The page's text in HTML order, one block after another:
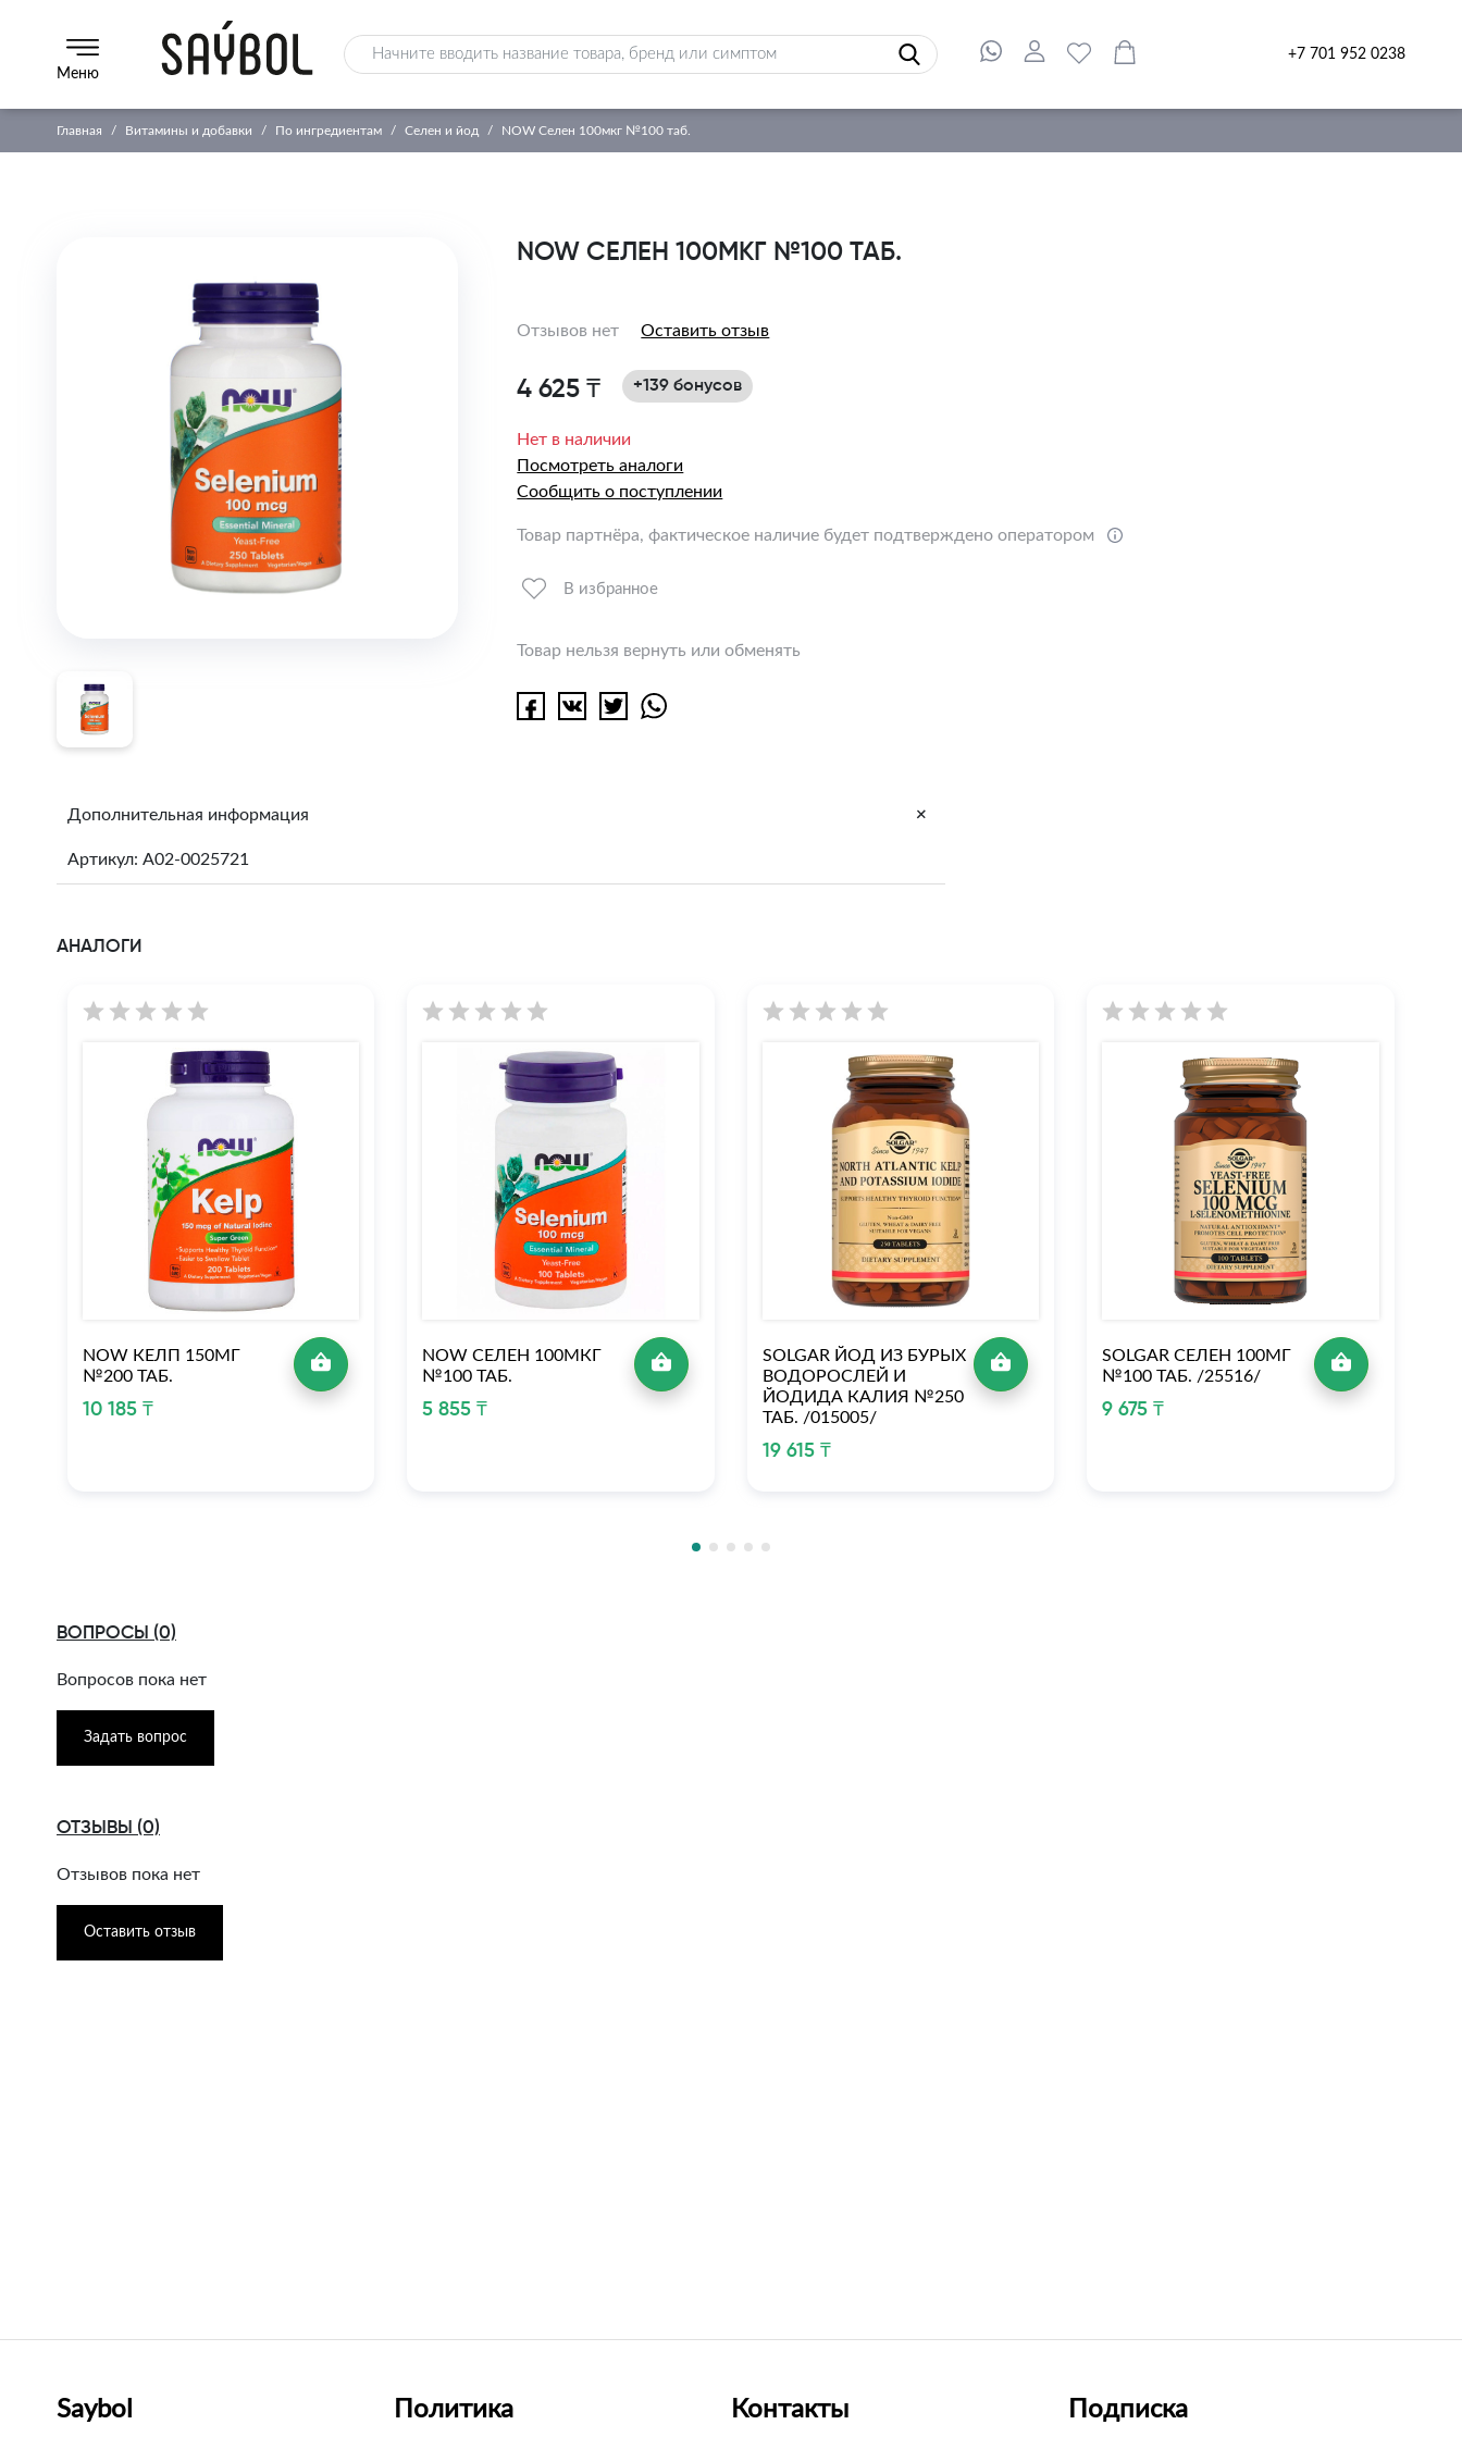
Меню
+7 701 952 0238
Главная Витамины и добавки По ингредиентам Селен и йод NOW Селен 100мкг №100 таб.
NOW СЕЛЕН 100МКГ №100 ТАБ.
Отзывов нет Оставить отзыв
4 625 ₸ +139 бонусов
Нет в наличии
Посмотреть аналоги
Сообщить о поступлении
Товар партнёра, фактическое наличие будет подтверждено оператором
В избранное
Товар нельзя вернуть или обменять
Дополнительная информация +
Артикул: A02-0025721
АНАЛОГИ
NOW КЕЛП 150МГ
№200 ТАБ.
10 185 ₸
NOW СЕЛЕН 100МКГ
№100 ТАБ.
5 855 ₸
SOLGAR ЙОД ИЗ БУРЫХ
ВОДОРОСЛЕЙ И
ЙОДИДА КАЛИЯ №250
ТАБ. /015005/
19 615 ₸
SOLGAR СЕЛЕН 100МГ
№100 ТАБ. /25516/
9 675 ₸
ВОПРОСЫ (0)
Вопросов пока нет
Задать вопрос
ОТЗЫВЫ (0)
Отзывов пока нет
Оставить отзыв
Saybol Политика Контакты Подписка